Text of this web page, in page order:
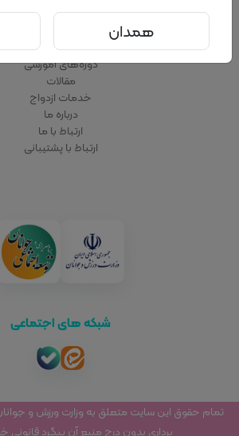
همدان
خانه
مشاوران
دوره‌های آموزشی
مقالات
خدمات ازدواج
درباره ما
ارتباط با ما
ارتباط با پشتیبانی
شبکه های اجتماعی
تمام حقوق این سایت متعلق به وزارت ورزش و
برداری بدون درج منبع آن پیگرد